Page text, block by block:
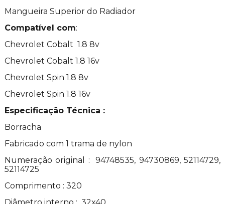
Mangueira Superior do Radiador
Compatível com:
Chevrolet Cobalt 1.8 8v
Chevrolet Cobalt 1.8 16v
Chevrolet Spin 1.8 8v
Chevrolet Spin 1.8 16v
Especificação Técnica :
Borracha
Fabricado com 1 trama de nylon
Numeração original :
94748535, 94730869, 52114729,
52114725
Comprimento : 320